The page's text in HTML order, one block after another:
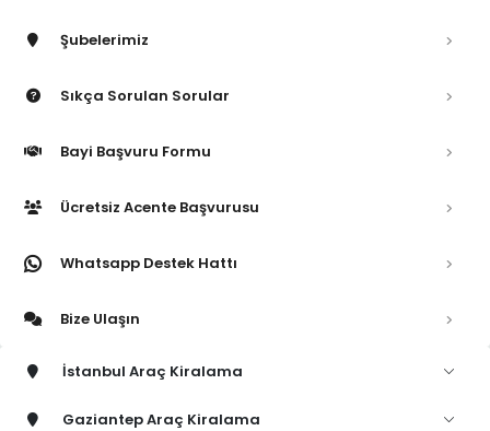
Şubelerimiz
Sıkça Sorulan Sorular
Bayi Başvuru Formu
Ücretsiz Acente Başvurusu
Whatsapp Destek Hattı
Bize Ulaşın
İstanbul Araç Kiralama
Gaziantep Araç Kiralama